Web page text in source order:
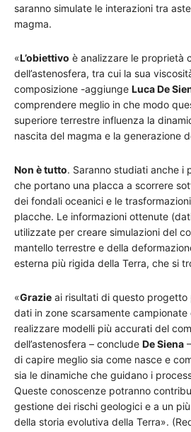
saranno simulate le interazioni tra
magma.
«L’obiettivo è analizzare le proprietà
dell’astenosfera, tra cui la sua
composizione -aggiunge Luca De
comprendere meglio in che modo
superiore terrestre influenza la
nascita del magma e la generazione
Non è tutto. Saranno studiati anche i
che portano una placca a scorrere
dei fondali oceanici e le
placche. Le informazioni ottenute
utilizzate per creare simulazioni del
mantello terrestre e della
esterna più rigida della Terra, che si
«Grazie ai risultati di questo
dati in zone scarsamente
realizzare modelli più accurati del
dell’astenosfera – conclude De Siena
di capire meglio sia come nasce e
sia le dinamiche che guidano i
Queste conoscenze potranno
gestione dei rischi geologici e a un
della storia evolutiva della Terra».